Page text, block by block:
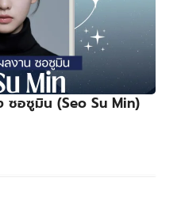
ซอซูมิน (Seo Su Min)